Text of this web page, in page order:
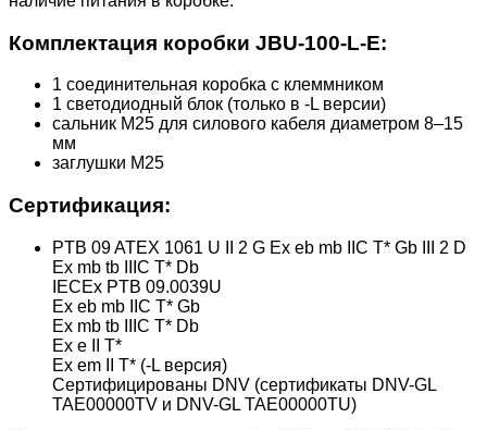
Комплектация коробки JBU-100-L-E:
1 соединительная коробка с клеммником
1 светодиодный блок (только в -L версии)
сальник М25 для силового кабеля диаметром 8–15
мм
заглушки М25
Сертификация:
PTB 09 ATEX 1061 U II 2 G Ex eb mb IIC T* Gb III 2 D
Ex mb tb IIIC T* Db
IECEx PTB 09.0039U
Ex eb mb IIC T* Gb
Ex mb tb IIIC T* Db
Ex e II T*
Ex em II T* (-L версия)
Сертифицированы DNV (сертификаты DNV-GL
TAE00000TV и DNV-GL TAE00000TU)